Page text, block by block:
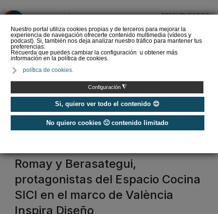
Nuestro portal utiliza cookies propias y de terceros para mejorar la
experiencia de navegación ofrecerte contenido multimedia (vídeos y
podcast). Si, también nos deja analizar nuestro tráfico para mantener tus
preferencias.
Recuerda que puedes cambiar la configuración u obtener más
información en la política de cookies.
política de cookies.
Configuración ◮
Si, quiero ver todo el contenido 😊
No quiero cookies 🙁 contenido limitado
PRESUPUESTOS
registro para visitantes
profesionales
Ferias / Ferias
Romay y Berasategui,
protagonistas del Espacio Cocina
SICI en el marco de València
Inspira Diseño